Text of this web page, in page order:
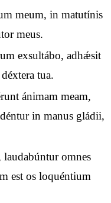
meum, in matutínis
meus.
exsultábo, adhǽsit
tua.
ánimam meam,
in manus gládii,
omnes
est os loquéntium